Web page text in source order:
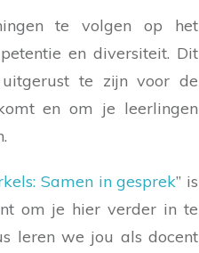
te volgen op het
en diversiteit. Dit
te zijn voor de
en om je leerlingen
Samen in gesprek’’ is
om je hier verder in te
leren we jou als docent